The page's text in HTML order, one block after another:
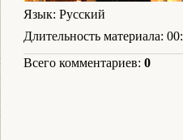
Язык: Русский
Длительность материала:
Всего комментариев: 0